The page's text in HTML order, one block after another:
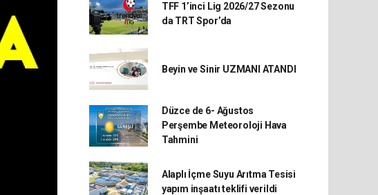
TFF 1’inci Lig 2026/27 Sezonu
da TRT Spor’da
Beyin ve Sinir UZMANI ATANDI
Düzce de 6- Ağustos
Perşembe Meteoroloji Hava
Tahmini
Alaplı İçme Suyu Arıtma Tesisi
yapım inşaatı teklifi verildi